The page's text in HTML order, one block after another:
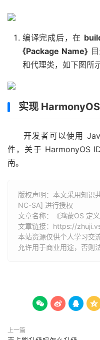
编译完成后，在
{Package Name}
和代理类，如下图所示
实现
开发者可以使用
件，关于 HarmonyOS
南。
版权声明：本文采用知识
NC-SA] 进行授权
文章名称：《鸿蒙OS 定
文章链接： https://
本站资源仅供个人学习交
允许用于商业用途，否则
   
上一篇